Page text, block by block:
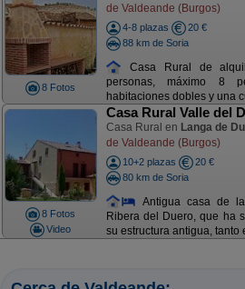
8 Fotos
de Valdeande (Burgos)
4-8 plazas
20 €
88 km de Soria
Casa Rural de
personas, máximo 8
habitaciones dobles y una
8 Fotos
Video
Casa Rural Valle del
Casa Rural en Langa de
de Valdeande (Burgos)
10+2 plazas
20 €
80 km de Soria
Antigua casa de
Ribera del Duero, que ha
su estructura antigua, tanto